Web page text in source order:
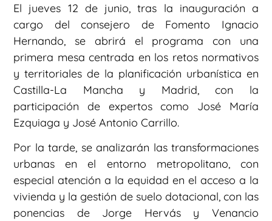
El jueves 12 de junio, tras la inauguración a
cargo del consejero de Fomento Ignacio
Hernando, se abrirá el programa con una
primera mesa centrada en los retos normativos
y territoriales de la planificación urbanística en
Castilla-La Mancha y Madrid, con la
participación de expertos como José María
Ezquiaga y José Antonio Carrillo.
Por la tarde, se analizarán las transformaciones
urbanas en el entorno metropolitano, con
especial atención a la equidad en el acceso a la
vivienda y la gestión de suelo dotacional, con las
ponencias de Jorge Hervás y Venancio